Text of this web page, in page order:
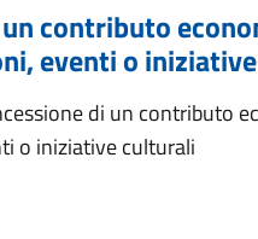
contributo
eventi o
di un contributo
o iniziative culturali